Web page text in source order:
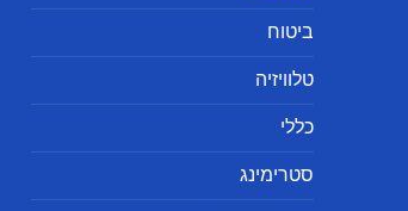
ביטוח
טלוויזיה
כללי
סטרימינג